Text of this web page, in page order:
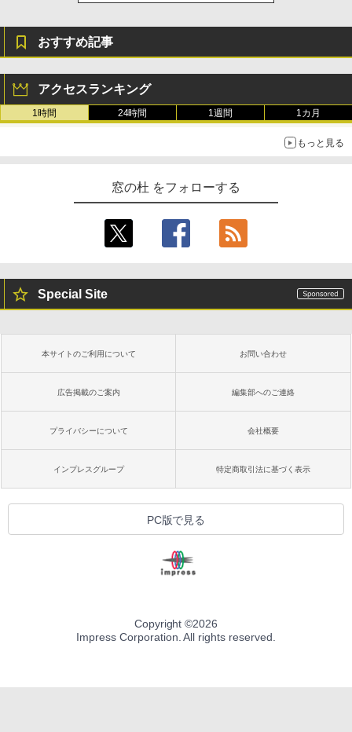
New Amazon Kindle Scribe Colorsoft |
レージ、ノート機能搭載、明るさ自動調
整、色調調節ライト、プレミアムペン付
き、グラファイト
おすすめ記事
アクセスランキング
1時間 24時間 1週間 1カ月
もっと見る
窓の杜 をフォローする
Special Site
本サイトのご利用について お問い合わせ
広告掲載のご案内 編集部へのご連絡
プライバシーについて 会社概要
インプレスグループ 特定商取引法に基づく表示
PC版で見る
Copyright ©2026
Impress Corporation. All rights reserved.